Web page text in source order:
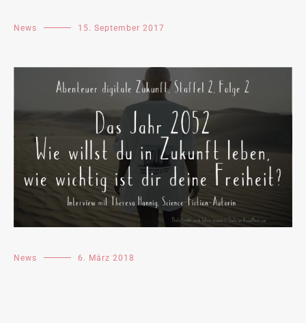
News 15. September 2017
News 6. März 2018